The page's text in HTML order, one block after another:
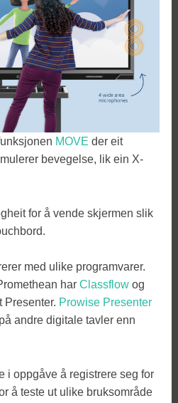
MOVE der eit
bevegelse, lik ein X-
for å vende skjermen slik
med ulike programvarer.
harClassflow og
Presenter. Prowise Presenter
andre digitale tavler enn
i oppgåve å registrere seg for
å teste ut ulike bruksområde